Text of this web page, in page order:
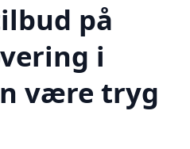
på
i
være tryg